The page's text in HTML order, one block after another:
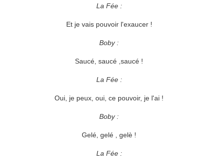
La Fée :
Et je vais pouvoir l'exaucer !
Boby :
Saucé, saucé ,saucé !
La Fée :
Oui, je peux, oui, ce pouvoir, je l'ai !
Boby :
Gelé, gelé , gelè !
La Fée :